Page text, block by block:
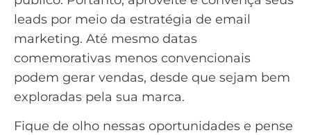
leads por meio da estratégia de email
marketing. Até mesmo datas
comemorativas menos convencionais
podem gerar vendas, desde que sejam bem
exploradas pela sua marca.
Fique de olho nessas oportunidades e pense